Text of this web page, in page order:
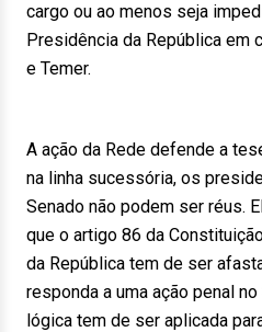
cargo ou ao menos seja
Presidência da República em
e Temer.
A ação da Rede defende a
na linha sucessória, os
Senado não podem ser réus.
que o artigo 86 da
da República tem de ser
responda a uma ação penal
lógica tem de ser aplicada